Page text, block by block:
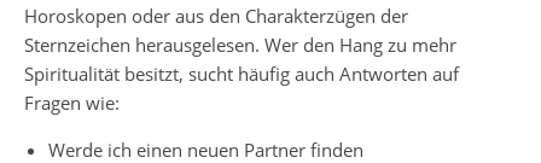
Horoskopen oder aus den Charakterzügen der
Sternzeichen herausgelesen. Wer den Hang zu mehr
Spiritualität besitzt, sucht häufig auch Antworten auf
Fragen wie:
Werde ich einen neuen Partner finden